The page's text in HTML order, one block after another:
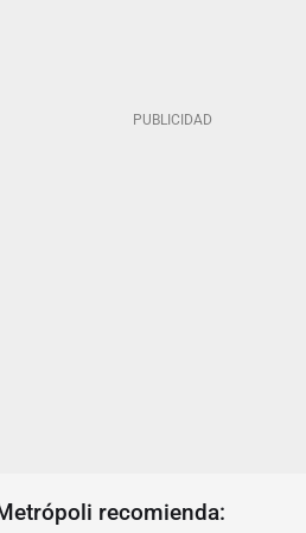
recomienda: